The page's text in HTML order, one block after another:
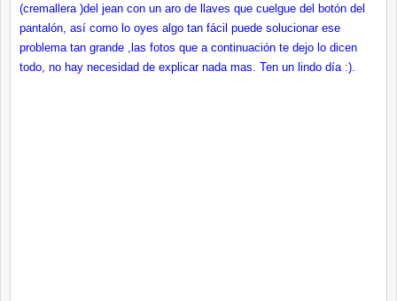
(cremallera )del jean con un aro de llaves que cuelgue del botón del
pantalón, así como lo oyes algo tan fácil puede solucionar ese
problema tan grande ,las fotos que a continuación te dejo lo dicen
todo, no hay necesidad de explicar nada mas. Ten un lindo día :).